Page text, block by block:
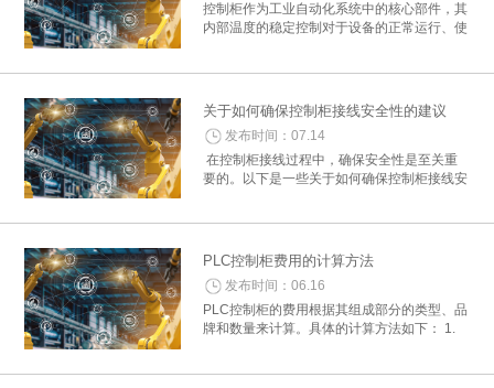
控制柜作为工业自动化系统中的核心部件，其
内部温度的稳定控制对于设备的正常运行、使
关于如何确保控制柜接线安全性的建议
发布时间：07.14
在控制柜接线过程中，确保安全性是至关重
要的。以下是一些关于如何确保控制柜接线安
PLC控制柜费用的计算方法
发布时间：06.16
PLC控制柜的费用根据其组成部分的类型、品
牌和数量来计算。具体的计算方法如下： 1.